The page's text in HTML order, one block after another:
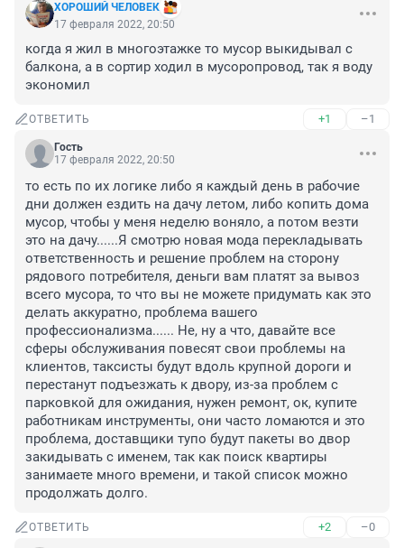
ХОРОШИЙ ЧЕЛОВЕК
17 февраля 2022, 20:50
когда я жил в многоэтажке то мусор выкидывал с
балкона, а в сортир ходил в мусоропровод, так я воду
экономил
ОТВЕТИТЬ +1 –1
Гость
17 февраля 2022, 20:50
то есть по их логике либо я каждый день в рабочие
дни должен ездить на дачу летом, либо копить дома
мусор, чтобы у меня неделю воняло, а потом везти
это на дачу......Я смотрю новая мода перекладывать
ответственность и решение проблем на сторону
рядового потребителя, деньги вам платят за вывоз
всего мусора, то что вы не можете придумать как это
делать аккуратно, проблема вашего
профессионализма...... Не, ну а что, давайте все
сферы обслуживания повесят свои проблемы на
клиентов, таксисты будут вдоль крупной дороги и
перестанут подъезжать к двору, из-за проблем с
парковкой для ожидания, нужен ремонт, ок, купите
работникам инструменты, они часто ломаются и это
проблема, доставщики тупо будут пакеты во двор
закидывать с именем, так как поиск квартиры
занимаете много времени, и такой список можно
продолжать долго.
ОТВЕТИТЬ +2 –0